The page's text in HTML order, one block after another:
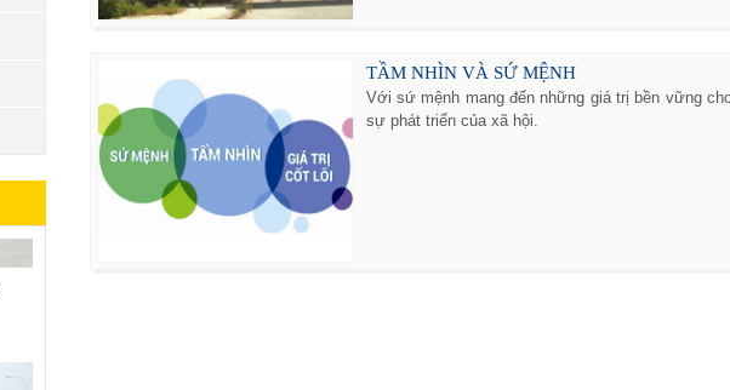
TẦM NHÌN VÀ SỨ MỆNH
Với sứ mệnh mang đến những giá trị bền vững
sự phát triển của xã hội.